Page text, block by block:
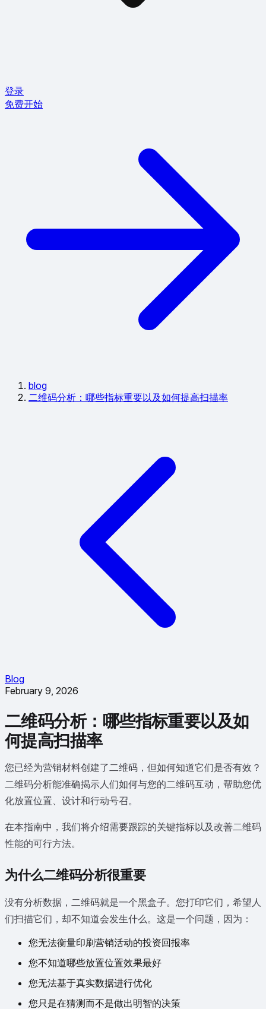
登录
免费开始
blog
二维码分析：哪些指标重要以及如何提高扫描率
Blog
February 9, 2026
二维码分析：哪些指标重要以及如
何提高扫描率
您已经为营销材料创建了二维码，但如何知道它们是否有效？
二维码分析能准确揭示人们如何与您的二维码互动，帮助您优
化放置位置、设计和行动号召。
在本指南中，我们将介绍需要跟踪的关键指标以及改善二维码
性能的可行方法。
为什么二维码分析很重要
没有分析数据，二维码就是一个黑盒子。您打印它们，希望人
们扫描它们，却不知道会发生什么。这是一个问题，因为：
您无法衡量印刷营销活动的投资回报率
您不知道哪些放置位置效果最好
您无法基于真实数据进行优化
您只是在猜测而不是做出明智的决策